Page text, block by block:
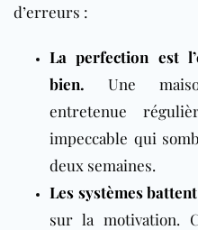
d’erreurs :
La perfection est
bien. Une
entretenue
impeccable qui
deux semaines.
Les systèmes
sur la motivation.